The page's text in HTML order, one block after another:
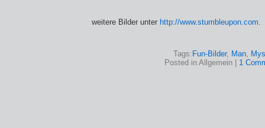
weitere Bilder unter http://www.stumbleupon.com.
Tags: Fun-Bilder, Man,
Posted in Allgemein | 1